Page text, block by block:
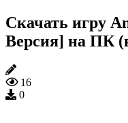
Скачать игру
Версия] на ПК
16
0